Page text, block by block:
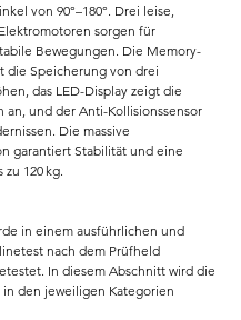
von 90°–180°. Drei leise,
sorgen für
Bewegungen. Die Memory-
die Speicherung von drei
das LED-Display zeigt die
an, und der Anti-Kollisionssensor
Die massive
garantiert Stabilität und eine
120 kg.
in einem ausführlichen und
nach dem Prüfheld
In diesem Abschnitt wird die
den jeweiligen Kategorien